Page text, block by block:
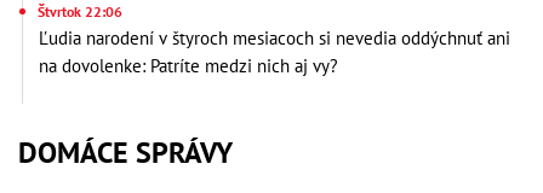
Štvrtok 22:06
Ľudia narodení v štyroch mesiacoch si nevedia oddýchnuť ani
na dovolenke: Patríte medzi nich aj vy?
DOMÁCE SPRÁVY